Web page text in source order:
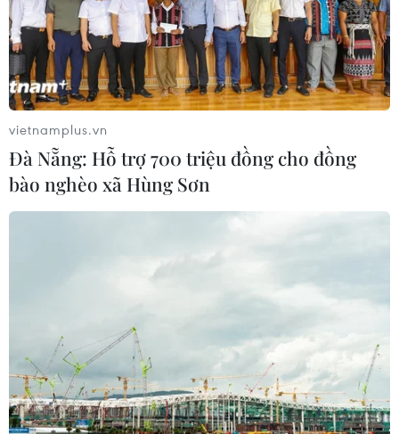
vietnamplus.vn
Đà Nẵng: Hỗ trợ 700 triệu đồng cho đồng
bào nghèo xã Hùng Sơn